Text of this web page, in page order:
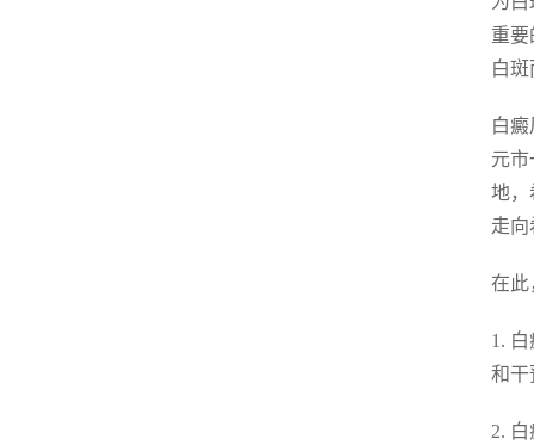
重
白
白
元
地，
走向
在此
1.
和干
2.